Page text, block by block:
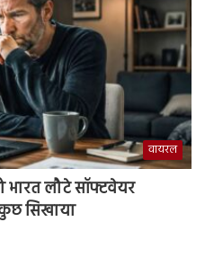
वायरल
भारत लौटे सॉफ्टवेयर
सिखाया